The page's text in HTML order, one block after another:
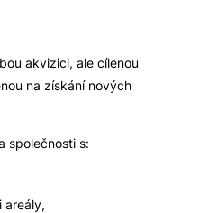
akvizici, ale cílenou
na získání nových
společnosti s:
areály,